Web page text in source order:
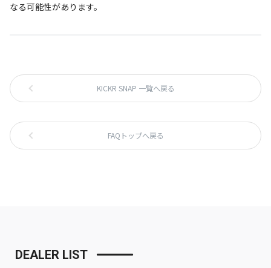
なる可能性があります。
KICKR SNAP 一覧へ戻る
FAQトップへ戻る
DEALER LIST